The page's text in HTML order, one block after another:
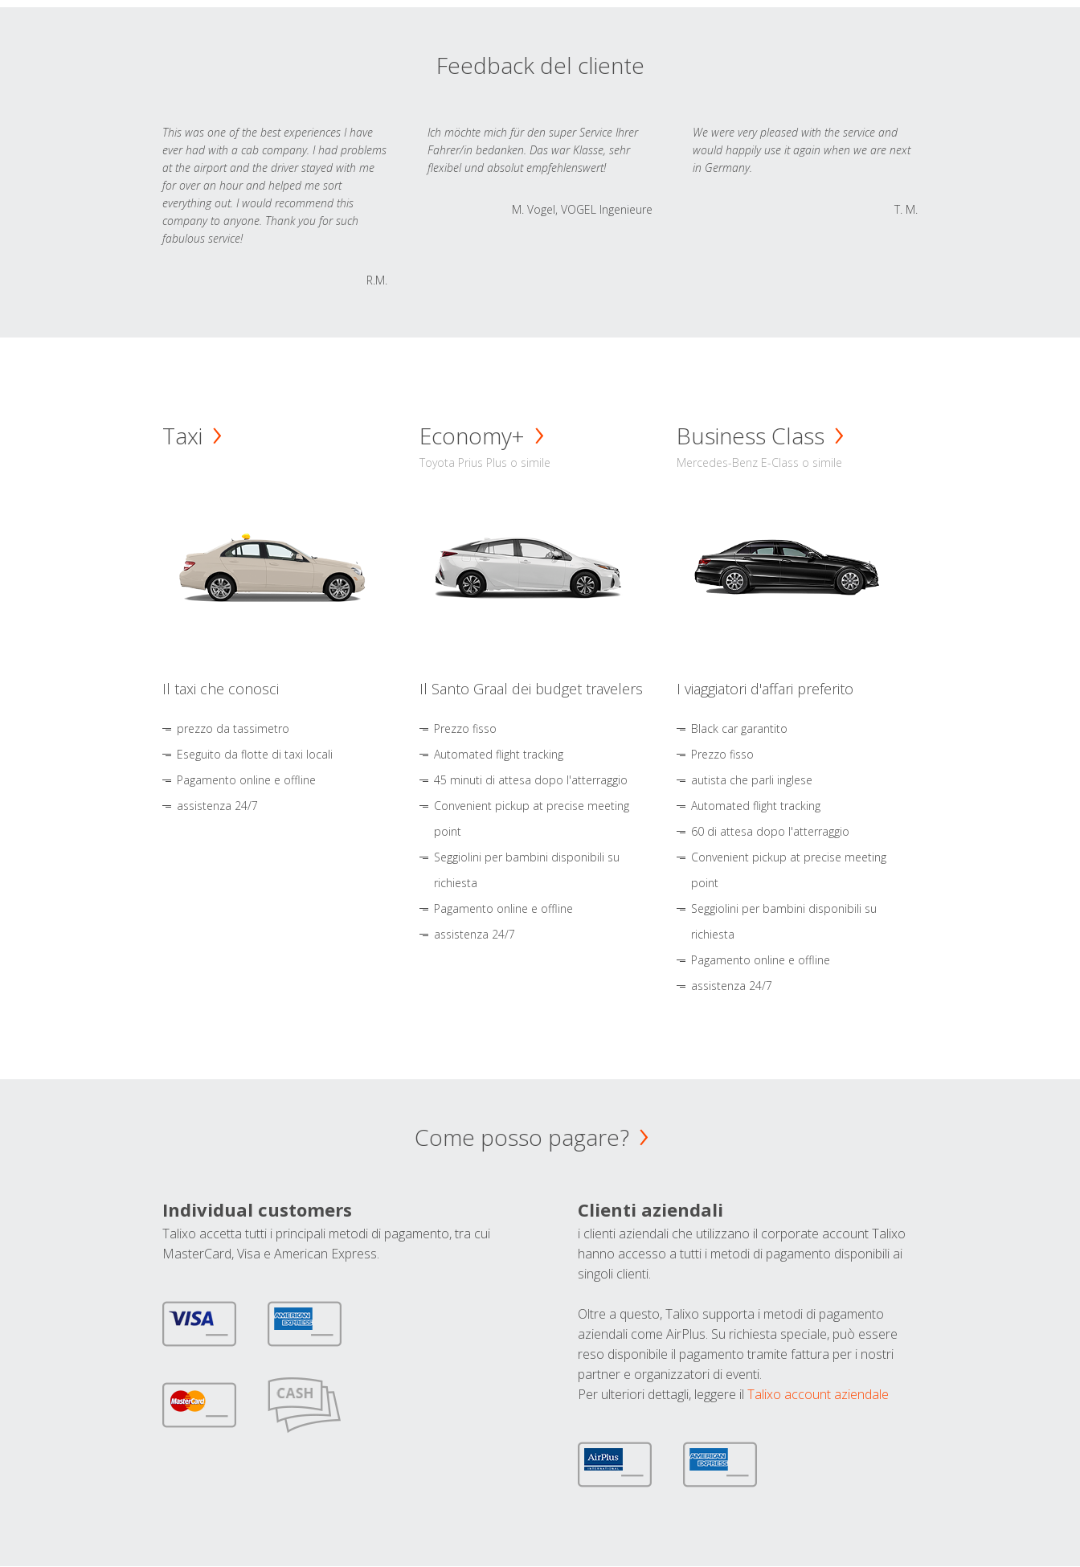
Feedback del cliente
This was one of the best experiences I have
ever had with a cab company. I had problems
at the airport and the driver stayed with me
for over an hour and helped me sort
everything out. I would recommend this
company to anyone. Thank you for such
fabulous service!
R.M.
Ich möchte mich für den super Service Ihrer
Fahrer/in bedanken. Das war Klasse, sehr
flexibel und absolut empfehlenswert!
M. Vogel, VOGEL Ingenieure
We were very pleased with the service and
would happily use it again when we are next
in Germany.
T. M.
Taxi
Il taxi che conosci
prezzo da tassimetro
Eseguito da flotte di taxi locali
Pagamento online e offline
assistenza 24/7
Economy+
Toyota Prius Plus o simile
Il Santo Graal dei budget travelers
Prezzo fisso
Automated flight tracking
45 minuti di attesa dopo l'atterraggio
Convenient pickup at precise meeting
point
Seggiolini per bambini disponibili su
richiesta
Pagamento online e offline
assistenza 24/7
Business Class
Mercedes-Benz E-Class o simile
I viaggiatori d'affari preferito
Black car garantito
Prezzo fisso
autista che parli inglese
Automated flight tracking
60 di attesa dopo l'atterraggio
Convenient pickup at precise meeting
point
Seggiolini per bambini disponibili su
richiesta
Pagamento online e offline
assistenza 24/7
Come posso pagare?
Individual customers
Talixo accetta tutti i principali metodi di pagamento, tra cui
MasterCard, Visa e American Express.
Clienti aziendali
i clienti aziendali che utilizzano il corporate account Talixo
hanno accesso a tutti i metodi di pagamento disponibili ai
singoli clienti.
Oltre a questo, Talixo supporta i metodi di pagamento
aziendali come AirPlus. Su richiesta speciale, può essere
reso disponibile il pagamento tramite fattura per i nostri
partner e organizzatori di eventi.
Per ulteriori dettagli, leggere il Talixo account aziendale